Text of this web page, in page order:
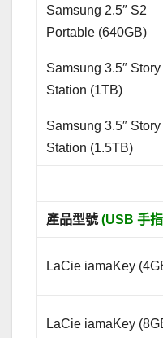
Samsung 2.5″ S2
Portable (640GB)
Samsung 3.5″ Story
Station (1TB)
Samsung 3.5″ Story
Station (1.5TB)
產品型號(USB 手
LaCie iamaKey
LaCie iamaKey